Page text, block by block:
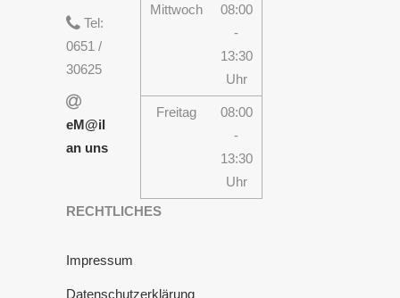
Tel:
0651 /
30625
eM@il
an uns
RECHTLICHES
Impressum
Datenschutzerklärung
Mittwoch
08:00
-
13:30
Uhr
Freitag
08:00
-
13:30
Uhr